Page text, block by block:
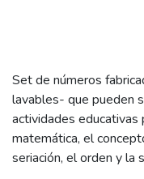
Set de números
lavables- que pueden
actividades educativas
matemática, el
seriación, el orden y la